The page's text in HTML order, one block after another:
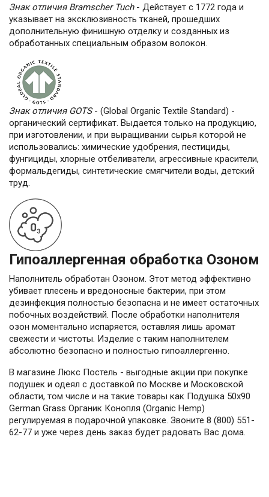
Знак отличия Bramscher Tuch- Действует с 1772 года и
указывает на эксклюзивность тканей, прошедших
дополнительную финишную отделку и созданных из
обработанных специальным образом волокон.
Знак отличия GOTS- (Global Organic Textile Standard) -
органический сертификат. Выдается только на продукцию,
при изготовлении, и при выращивании сырья которой не
использовались: химические удобрения, пестициды,
фунгициды, хлорные отбеливатели, агрессивные красители,
формальдегиды, синтетические смягчители воды, детский
труд.
Гипоаллергенная обработка Озоном
Наполнитель обработан Озоном. Этот метод эффективно
убивает плесень и вредоносные бактерии, при этом
дезинфекция полностью безопасна и не имеет остаточных
побочных воздействий. После обработки наполнителя
озон моментально испаряется, оставляя лишь аромат
свежести и чистоты. Изделие с таким наполнителем
абсолютно безопасно и полностью гипоаллергенно.
В магазине Люкс Постель - выгодные акции при покупке
подушек и одеял с доставкой по Москве и Московской
области, том числе и на такие товары как Подушка 50х90
German Grass Органик Конопля (Organic Hemp)
регулируемая в подарочной упаковке. Звоните 8 (800) 551-
62-77 и уже через день заказ будет радовать Вас дома.